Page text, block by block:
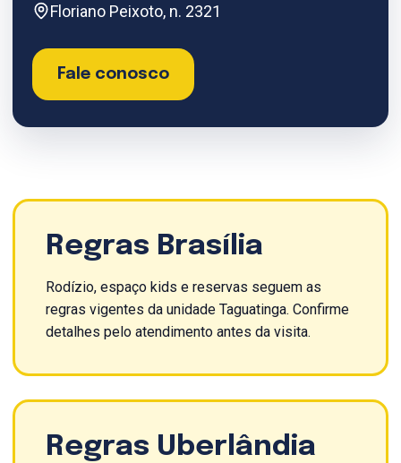
Floriano Peixoto, n. 2321
Fale conosco
Regras Brasília
Rodízio, espaço kids e reservas seguem as
regras vigentes da unidade Taguatinga. Confirme
detalhes pelo atendimento antes da visita.
Regras Uberlândia